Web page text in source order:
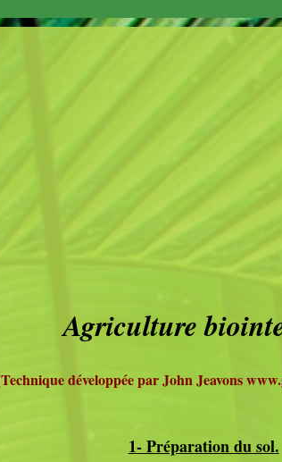
Agriculture
développée par John Jeavons
1- Préparation du sol.